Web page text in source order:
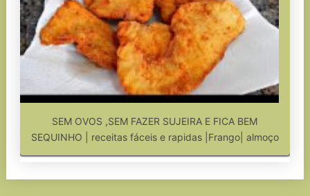
SEM OVOS ,SEM FAZER SUJEIRA E FICA BEM
SEQUINHO | receitas fáceis e rapidas |Frango| almoço